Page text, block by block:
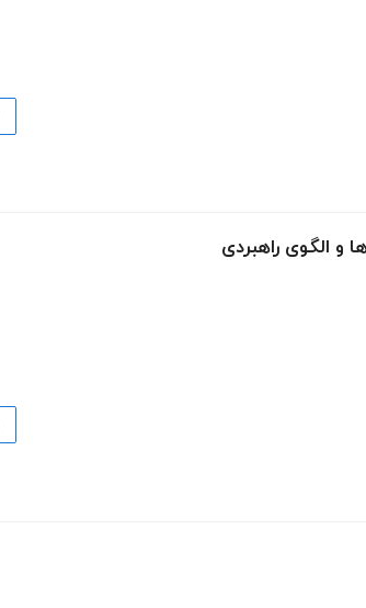
و الگوی راهبردی